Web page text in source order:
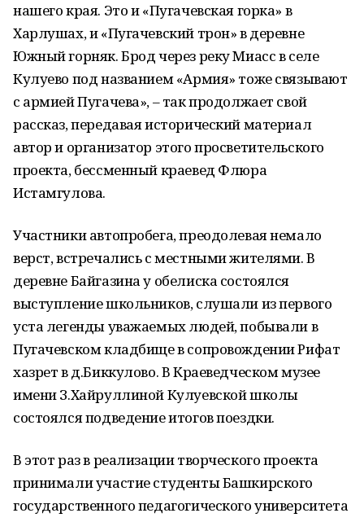
нашего края. Это и «Пугачевская горка» в
Харлушах, и «Пугачевский трон» в деревне
Южный горняк. Брод через реку Миасс в селе
Кулуево под названием «Армия» тоже связывают
с армией Пугачева», – так продолжает свой
рассказ, передавая исторический материал
автор и организатор этого просветительского
проекта, бессменный краевед Флюра
Истамгулова.
Участники автопробега, преодолевая немало
верст, встречались с местными жителями. В
деревне Байгазина у обелиска состоялся
выступление школьников, слушали из первого
уста легенды уважаемых людей, побывали в
Пугачевском кладбище в сопровождении Рифат
хазрет в д.Биккулово. В Краеведческом музее
имени З.Хайруллиной Кулуевской школы
состоялся подведение итогов поездки.
В этот раз в реализации творческого проекта
принимали участие студенты Башкирского
государственного педагогического университета